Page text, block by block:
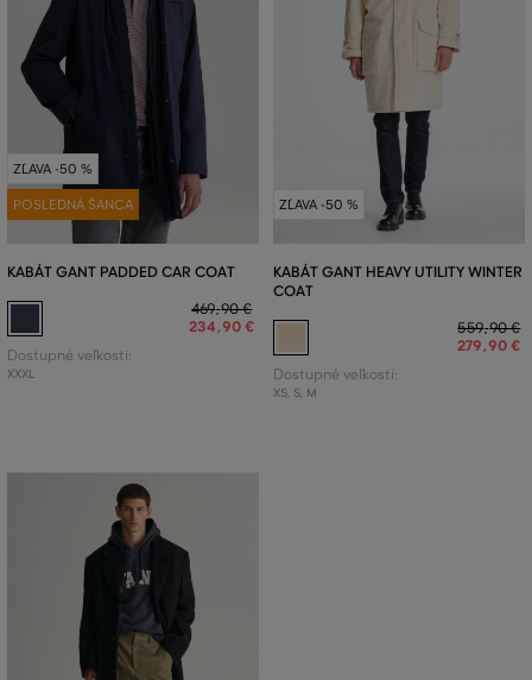
ZĽAVA -50 %
POSLEDNÁ ŠANCA
KABÁT GANT PADDED CAR COAT
469,90 €
234,90 €
Dostupné veľkosti:
XXXL
ZĽAVA -50 %
KABÁT GANT HEAVY UTILITY WINTER
COAT
559,90 €
279,90 €
Dostupné veľkosti:
XS, S, M